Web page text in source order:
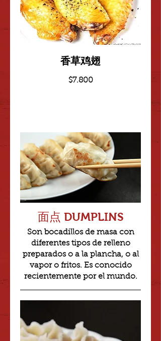
香草鸡翅
$7.800
面点 DUMPLINS
Son bocadillos de masa con
diferentes tipos de relleno
preparados o a la plancha, o al
vapor o fritos. Es conocido
recientemente por el mundo.